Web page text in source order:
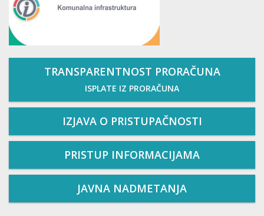
TRANSPARENTNOST PRORAČUNA
ISPLATE IZ PRORAČUNA
IZJAVA O PRISTUPAČNOSTI
PRISTUP INFORMACIJAMA
JAVNA NADMETANJA